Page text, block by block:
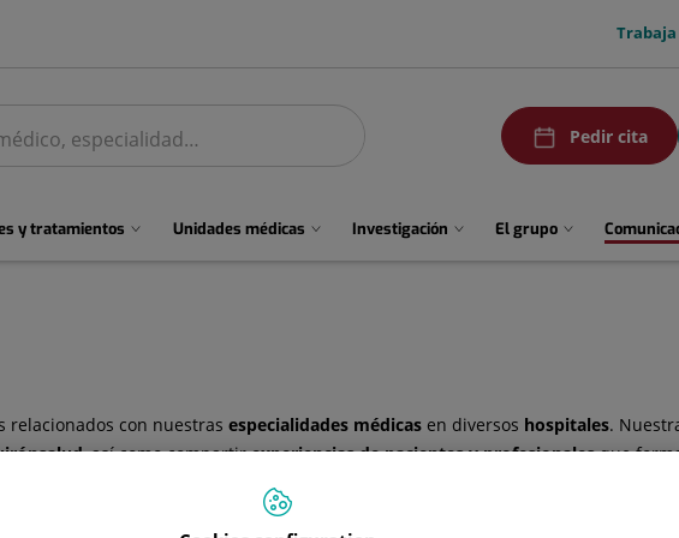
menuTop
menuPedirCita
Pedir cita
y tratamientos Unidades médicas Investigación El grupo
relacionados con nuestras especialidades médicas en diversos hospitales.
, así como compartirexperiencias de pacientes y profesionalesque